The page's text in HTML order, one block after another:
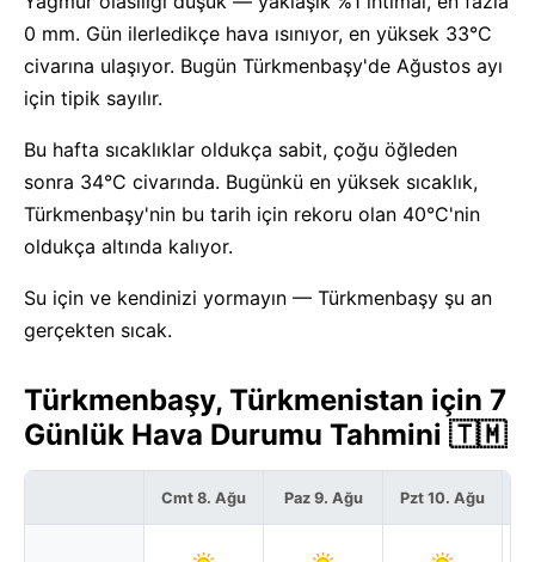
0 mm. Gün ilerledikçe hava ısınıyor, en yüksek 33°C
civarına ulaşıyor. Bugün Türkmenbaşy'de Ağustos ayı
için tipik sayılır.
Bu hafta sıcaklıklar oldukça sabit, çoğu öğleden
sonra 34°C civarında. Bugünkü en yüksek sıcaklık,
Türkmenbaşy'nin bu tarih için rekoru olan 40°C'nin
oldukça altında kalıyor.
Su için ve kendinizi yormayın — Türkmenbaşy şu an
gerçekten sıcak.
Türkmenbaşy, Türkmenistan için 7
Günlük Hava Durumu Tahmini 🇹🇲
Cmt 8. Ağu Paz 9. Ağu Pzt 10. Ağu